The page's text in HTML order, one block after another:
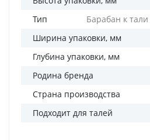
Тип
Барабан к тали
Ширина упаковки, мм
Глубина упаковки, мм
Родина бренда
Страна производства
Подходит для талей